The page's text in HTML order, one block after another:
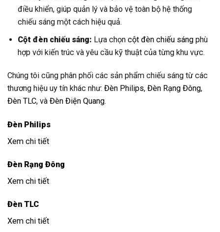
điều khiển, giúp quản lý và bảo vệ toàn bộ hệ thống
chiếu sáng một cách hiệu quả.
Cột đèn chiếu sáng: Lựa chọncột đèn chiếu sáng phù
hợp với kiến trúc và yêu cầu kỹ thuật của từng khu vực.
Chúng tôi cũng phân phối các sản phẩm chiếu sáng từ các
thương hiệu uy tín khác như: Đèn Philips, Đèn Rạng Đông,
Đèn TLC, và Đèn Điện Quang.
Đèn Philips
Xem chi tiết
Đèn Rạng Đông
Xem chi tiết
Đèn TLC
Xem chi tiết